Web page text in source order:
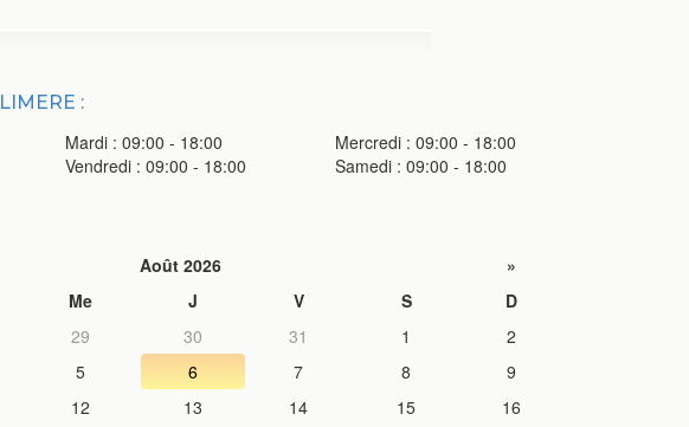
:
Mardi : 09:00 - 18:00
Mercredi : 09:00 - 18:00
Vendredi : 09:00 - 18:00
Samedi : 09:00 - 18:00
Août 2026
»
Me J V S
D
29 30 31 1
2
5 6 7 8
9
12 13 14 15
16